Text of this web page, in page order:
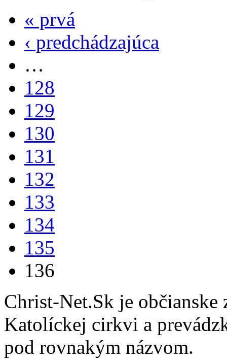
« prvá
‹ predchádzajúca
…
128
129
130
131
132
133
134
135
136
Christ-Net.Sk je
Katolíckej cirkvi a
pod rovnakým názvom.